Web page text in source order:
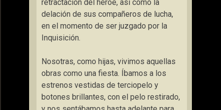
retractación del héroe, así como la
delación de sus compañeros de lucha,
en el momento de ser juzgado por la
Inquisición.
Nosotras, como hijas, vivimos aquellas
obras como una fiesta. Íbamos a los
estrenos vestidas de terciopelo y
botones brillantes, con el pelo restirado,